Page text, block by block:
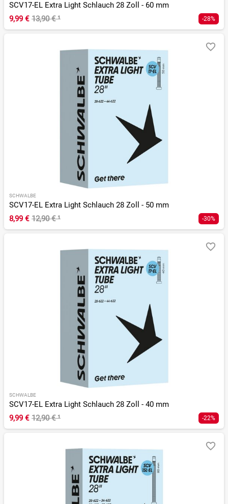
SCV17-EL Extra Light Schlauch 28 Zoll - 60 mm
9,99 € 13,90 €¹ -28%
SCHWALBE
SCV17-EL Extra Light Schlauch 28 Zoll - 50 mm
8,99 € 12,90 €¹ -30%
SCHWALBE
SCV17-EL Extra Light Schlauch 28 Zoll - 40 mm
9,99 € 12,90 €¹ -22%